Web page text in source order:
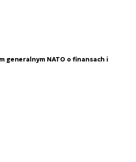
generalnym NATO o finansach i